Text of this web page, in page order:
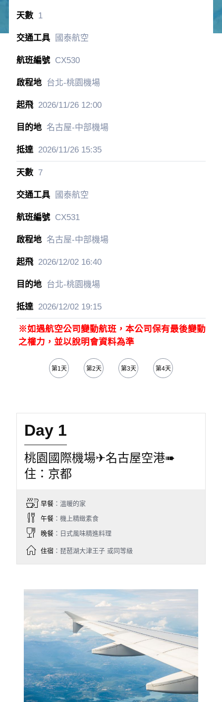
1
國泰航空
CX530
台北-桃園機場
2026/11/2612:00
名古屋-中部機場
2026/11/2615:35
7
國泰航空
CX531
名古屋-中部機場
2026/12/0216:40
台北-桃園機場
2026/12/0219:15
※如遇航空公司變動航班，本公司保有最後變動
之權力，並以說明會資料為準
第1天 第2天 第3天 第4天
Day 1
桃園國際機場✈名古屋空港➠
住：京都
早餐：溫暖的家
午餐：機上精緻素食
晚餐：日式風味精進料理
住宿：琵琶湖大津王子 或同等級